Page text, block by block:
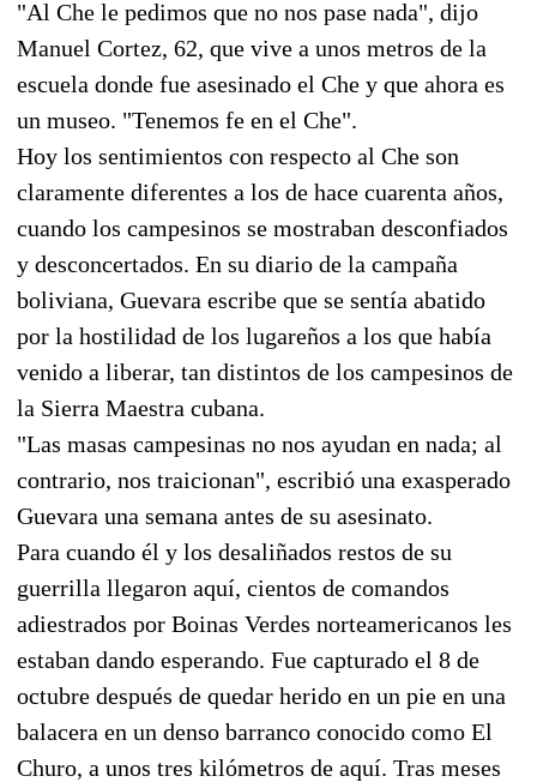
"Al Che le pedimos que no nos pase nada", dijo
Manuel Cortez, 62, que vive a unos metros de la
escuela donde fue asesinado el Che y que ahora es
un museo. "Tenemos fe en el Che".
Hoy los sentimientos con respecto al Che son
claramente diferentes a los de hace cuarenta años,
cuando los campesinos se mostraban desconfiados
y desconcertados. En su diario de la campaña
boliviana, Guevara escribe que se sentía abatido
por la hostilidad de los lugareños a los que había
venido a liberar, tan distintos de los campesinos de
la Sierra Maestra cubana.
"Las masas campesinas no nos ayudan en nada; al
contrario, nos traicionan", escribió una exasperado
Guevara una semana antes de su asesinato.
Para cuando él y los desaliñados restos de su
guerrilla llegaron aquí, cientos de comandos
adiestrados por Boinas Verdes norteamericanos les
estaban dando esperando. Fue capturado el 8 de
octubre después de quedar herido en un pie en una
balacera en un denso barranco conocido como El
Churo, a unos tres kilómetros de aquí. Tras meses